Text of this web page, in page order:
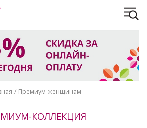
Премиум-женщинам
КОЛЛЕКЦИЯ